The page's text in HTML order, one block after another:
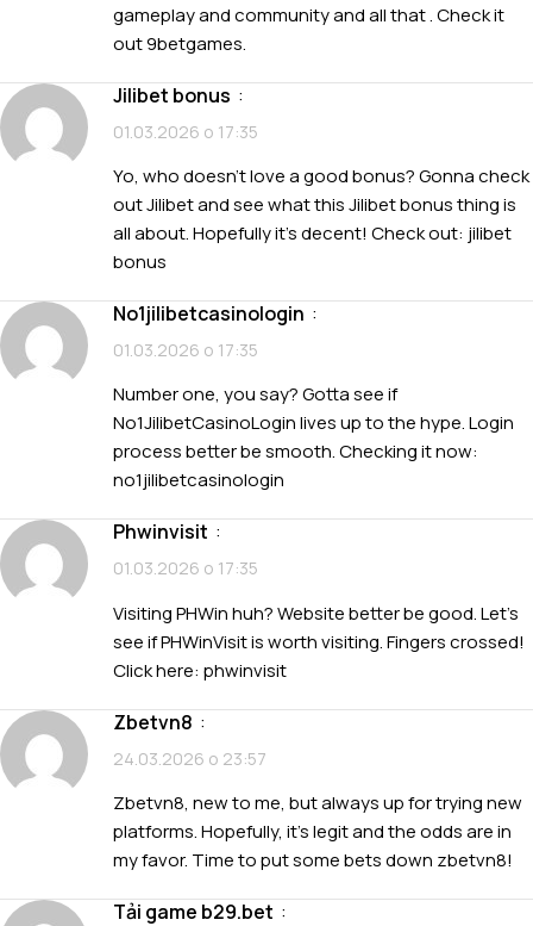
gameplay and community and all that . Check it
out9betgames.
jilibet bonus :
01.03.2026 о 17:35
Yo, who doesn’t love a good bonus? Gonna check
out Jilibet and see what this Jilibet bonus thing is
all about. Hopefully it’s decent! Check out: jilibet
bonus
no1jilibetcasinologin :
01.03.2026 о 17:35
Number one, you say? Gotta see if
No1JilibetCasinoLogin lives up to the hype. Login
process better be smooth. Checking it now:
no1jilibetcasinologin
phwinvisit :
01.03.2026 о 17:35
Visiting PHWin huh? Website better be good. Let’s
see if PHWinVisit is worth visiting. Fingers crossed!
Click here: phwinvisit
zbetvn8 :
24.03.2026 о 23:57
Zbetvn8, new to me, but always up for trying new
platforms. Hopefully, it’s legit and the odds are in
my favor. Time to put some bets down zbetvn8!
tải game b29.bet :